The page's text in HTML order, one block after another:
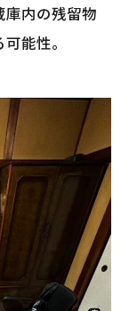
内の残留物
能性。